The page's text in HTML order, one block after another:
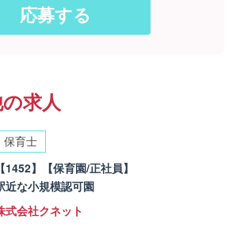
求人
保育士
【1452】【保育園/正社員】
近な小規模認可園
式会社クネット